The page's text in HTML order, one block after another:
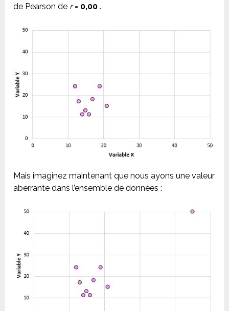
de Pearson de r= 0,00 .
Mais imaginez maintenant que nous ayons une valeur
aberrante dans l’ensemble de données :